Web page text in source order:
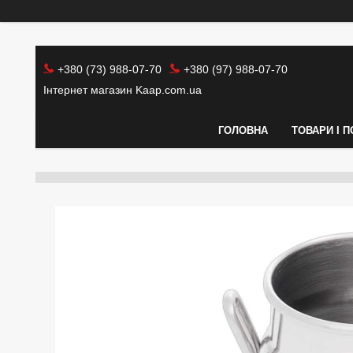
+380 (73) 988-07-70
+380 (97) 988-07-70
Інтернет магазин Kaap.com.ua
ГОЛОВНА ТОВАРИ І